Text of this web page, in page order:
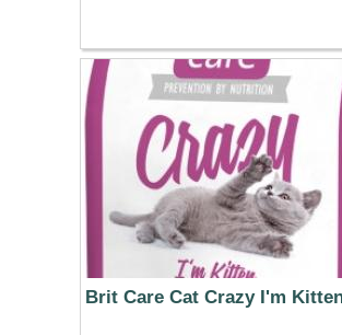
13.99 €
Brit Care Cat Crazy I'm